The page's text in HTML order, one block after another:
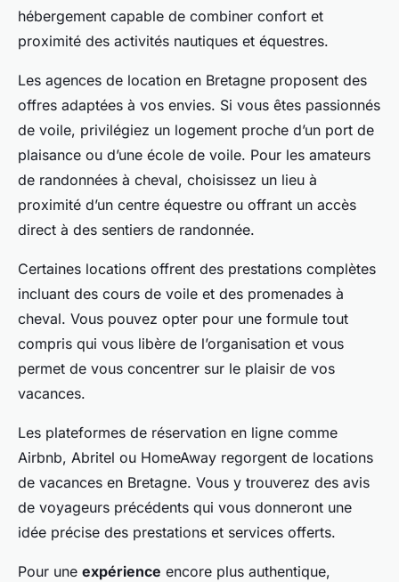
hébergement capable de combiner confort et
proximité des activités nautiques et équestres.
Les agences de location en Bretagne proposent des
offres adaptées à vos envies. Si vous êtes passionnés
de voile, privilégiez un logement proche d’un port de
plaisance ou d’une école de voile. Pour les amateurs
de randonnées à cheval, choisissez un lieu à
proximité d’un centre équestre ou offrant un accès
direct à des sentiers de randonnée.
Certaines locations offrent des prestations complètes
incluant des cours de voile et des promenades à
cheval. Vous pouvez opter pour une formule tout
compris qui vous libère de l’organisation et vous
permet de vous concentrer sur le plaisir de vos
vacances.
Les plateformes de réservation en ligne comme
Airbnb, Abritel ou HomeAway regorgent de locations
de vacances en Bretagne. Vous y trouverez des avis
de voyageurs précédents qui vous donneront une
idée précise des prestations et services offerts.
Pour une expérience encore plus authentique,